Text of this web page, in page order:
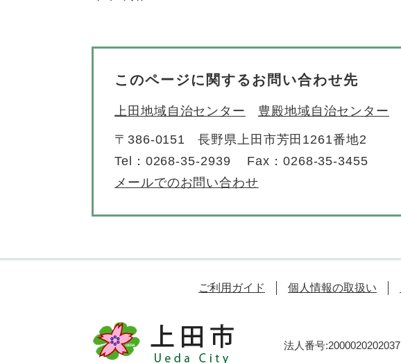
このページに関するお問い合わせ先
上田地域自治センター 豊殿地域自治センター
〒386-0151
長野県上田市芳田1261番地2
Tel：0268-35-2939
Fax：0268-35-3455
メールでのお問い合わせ
ご利用ガイド 個人情報の取扱い
法人番号:2000020202037